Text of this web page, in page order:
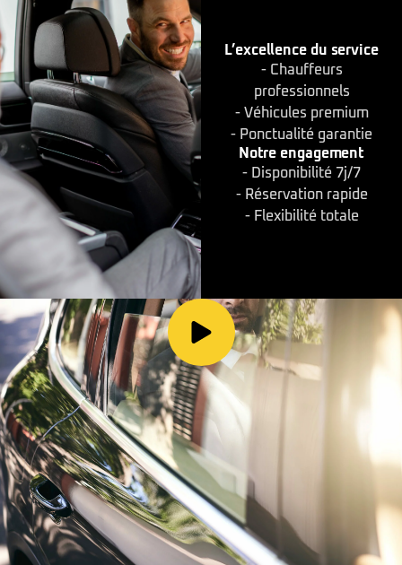
L’excellence du service
- Chauffeurs
professionnels
- Véhicules premium
- Ponctualité garantie
Notre engagement
- Disponibilité 7j/7
- Réservation rapide
- Flexibilité totale